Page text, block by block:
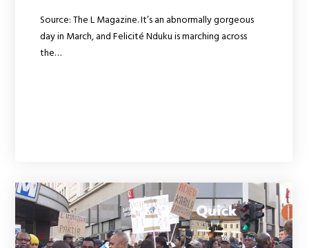
Source: The L Magazine. It’s an abnormally gorgeous
day in March, and Felicité Nduku is marching across
the…